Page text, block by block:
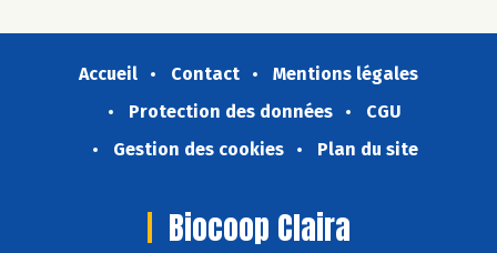
Accueil Contact
Mentions légales
Protection des données
CGU
Gestion des cookies
Plan du site
Biocoop Claira